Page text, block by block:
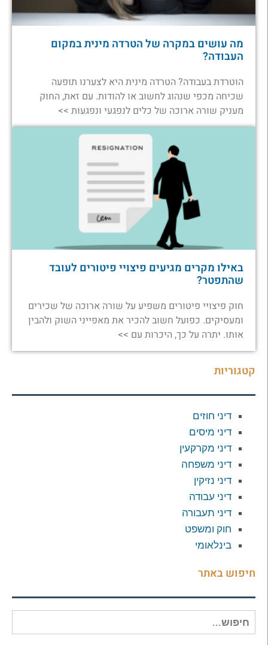
מה עושים במקרה של הטרדה מינית במקום
העבודה?
הוטרדת בעבודה? הטרדה מינית היא לצערנו תופעה
שכיחה מכפי שנהוג לחשוב או להודות. עם זאת, החוק
מעניק שורה ארוכה של כלים לנפגעי ונפגעות >>
באילו מקרים מגיעים פיצויי פיטורים לעובד
שהתפטר?
חוק פיצויי פיטורים משפיע על שורה ארוכה של שכירים
ומעסיקים. כפועל חשוב להכיר את מאפייני השוק ולהבין
אותו. יתרה על כך, היכרות עם >>
קטגוריות
דיני חוזים
דיני מיסים
דיני מקרקעין
דיני משפחה
דיני נזיקין
דיני עבודה
דיני תעבורה
חוק ומשפט
בינלאומי
חיפוש באתר
חיפוש
עבור: